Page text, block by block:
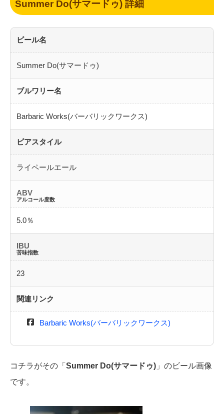
Summer Do(サマードゥ) 詳細
ビール名
Summer Do(サマードゥ)
ブルワリー名
Barbaric Works(バーバリックワークス)
ビアスタイル
ライペールエール
ABV
アルコール度数
5.0％
IBU
苦味指数
23
関連リンク
Barbaric Works(バーバリックワークス)
コチラがその「 Summer Do(サマードゥ) 」のビール画像
です。